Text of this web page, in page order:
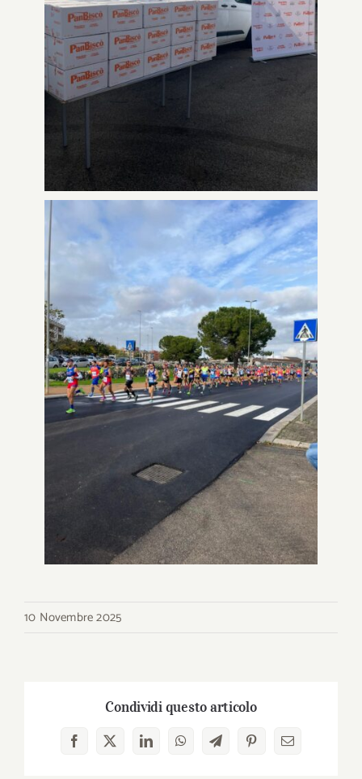
10 Novembre 2025
Condividi questo articolo
Facebook
X LinkedInWhatsAppTelegramPinterestEmail